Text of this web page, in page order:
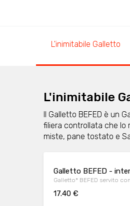
L'inimitabile Galletto
L'inimitabile
Il Galletto BEFED è un
filiera controllata che lo
miste, pane tostato e
Galletto BEFED -
Galletto* BEFED servito
17.40 €